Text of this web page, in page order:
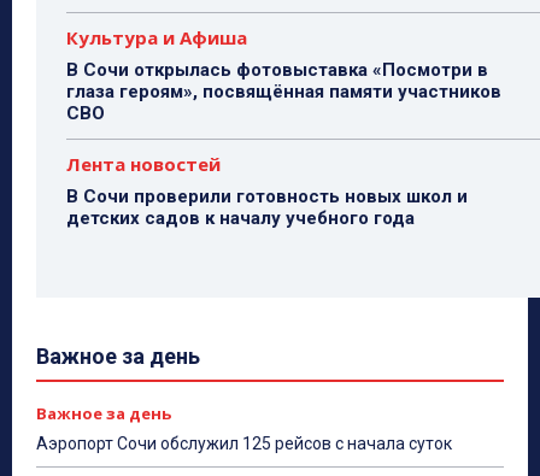
Культура и Афиша
В Сочи открылась фотовыставка «Посмотри в
глаза героям», посвящённая памяти участников
СВО
Лента новостей
В Сочи проверили готовность новых школ и
детских садов к началу учебного года
Важное за день
Важное за день
Аэропорт Сочи обслужил 125 рейсов с начала суток